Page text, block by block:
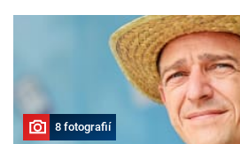
8 fotografií